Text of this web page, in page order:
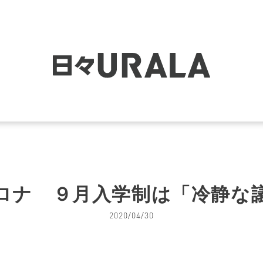
ナ ９月入学制は「冷静な
2020/04/30